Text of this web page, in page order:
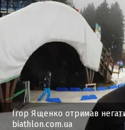
Ігор Ященко отримав
biathlon.com.ua